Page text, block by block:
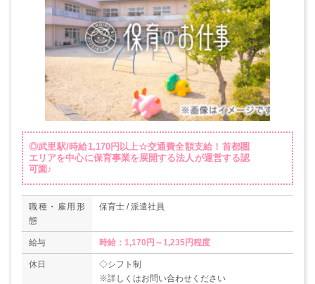
◎武里駅/時給1,170円以上☆交通費全額支給！首都圏
エリアを中心に保育事業を展開する法人が運営する認
可園♪
職種・雇用形
態
保育士 / 派遣社員
給与 時給：1,170円～1,235円程度
休日
◇シフト制
※詳しくはお問い合わせください